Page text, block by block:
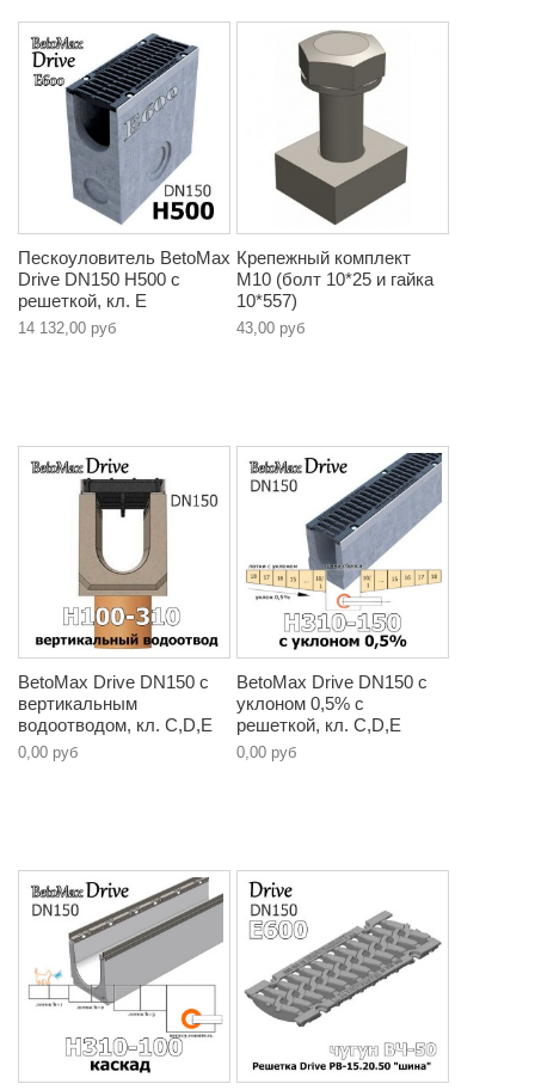
Пескоуловитель BetoMax
Drive DN150 H500 с
решеткой, кл. E
14 132,00 руб
Крепежный комплект
М10 (болт 10*25 и гайка
10*557)
43,00 руб
BetoMax Drive DN150 с
вертикальным
водоотводом, кл. C,D,E
0,00 руб
BetoMax Drive DN150 с
уклоном 0,5% с
решеткой, кл. C,D,E
0,00 руб